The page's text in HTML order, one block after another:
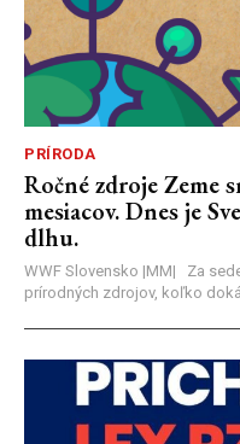
PRÍRODA
Ročné zdroje Zeme
mesiacov. Dnes je
dlhu.
WWF Slovensko |MM| Za
prírodných zdrojov, koľko